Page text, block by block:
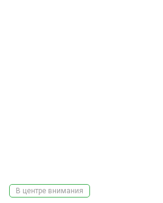
В центре внимания